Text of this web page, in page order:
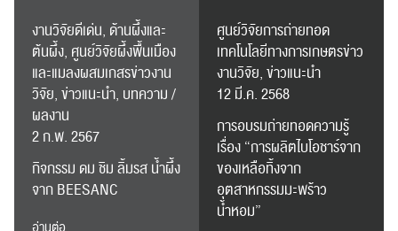
งานวิจัยดีเด่น, ด้านผึ้งและ
ต้นผึ้ง, ศูนย์วิจัยผึ้งพื้นเมือง
และแมลงผสมเกสรข่าวงาน
วิจัย, ข่าวแนะนำ, บทความ /
ผลงาน
2 ก.พ. 2567
กิจกรรม ดม ชิม ลิ้มรส น้ำผึ้ง
จาก BEESANC
ศูนย์วิจัยการถ่ายทอด
เทคโนโลยีทางการเกษตรข่าว
งานวิจัย, ข่าวแนะนำ
12 มี.ค. 2568
การอบรมถ่ายทอดความรู้
เรื่อง “การผลิตไบโอชาร์จาก
ของเหลือทิ้งจาก
อุตสาหกรรมมะพร้าว
น้ำหอม”